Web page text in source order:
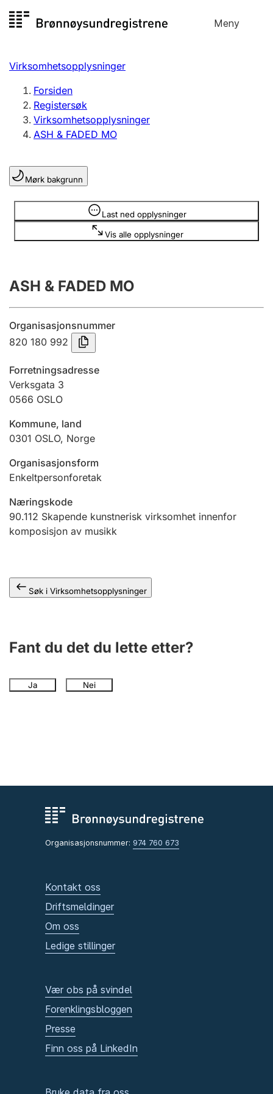
til
Meny
Registersøk
Aksjeselskap
Enkeltpersonforetak
Registrere, endre, slette
Lag og forening
Registrere, endre, slette
Årsregnskap
Innsending og forsinkelsesgebyr
Tinglysing
Jeger
Ektepaktveileder
Offentlig sektor
Virksomhetsopplysninger
Forsiden
Registersøk
Virksomhetsopplysninger
ASH & FADED MO
Mørk bakgrunn
Last ned opplysninger
Vis alle opplysninger
Opplysninger er skjult
ASH & FADED MO
Organisasjonsnummer
820 180 992
Forretningsadresse
Verksgata 3
0566 OSLO
Kommune, land
0301 OSLO, Norge
Organisasjonsform
Enkeltpersonforetak
Næringskode
90.112 Skapende kunstnerisk virksomhet innenfor
komposisjon av musikk
Søk i Virksomhetsopplysninger
Fant du det du lette etter?
Ja Nei
Organisasjonsnummer: 974 760 673
Kontakt oss
Driftsmeldinger
Om oss
Ledige stillinger
Vær obs på svindel
Forenklingsbloggen
Presse
Finn oss på LinkedIn